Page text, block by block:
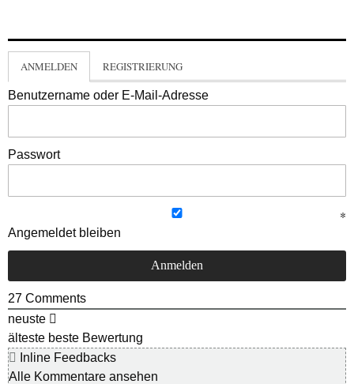
ANMELDEN REGISTRIERUNG
Benutzername oder E-Mail-Adresse
Passwort
Angemeldet bleiben
27 Comments
neuste
älteste beste Bewertung
Inline Feedbacks
Alle Kommentare ansehen